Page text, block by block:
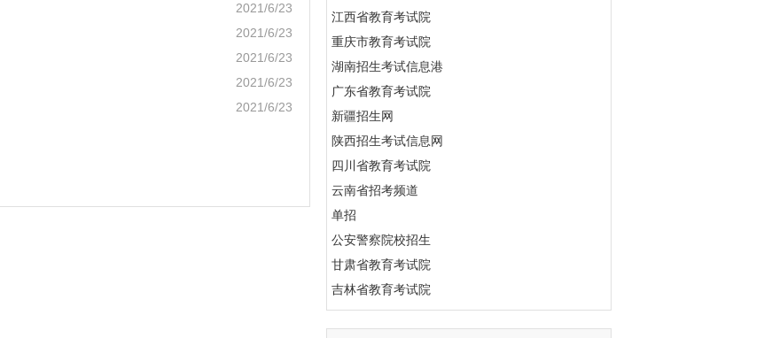
2021/6/23
2021/6/23
2021/6/23
2021/6/23
2021/6/23
江西省教育考试院
重庆市教育考试院
湖南招生考试信息港
广东省教育考试院
新疆招生网
陕西招生考试信息网
四川省教育考试院
云南省招考频道
单招
公安警察院校招生
甘肃省教育考试院
吉林省教育考试院